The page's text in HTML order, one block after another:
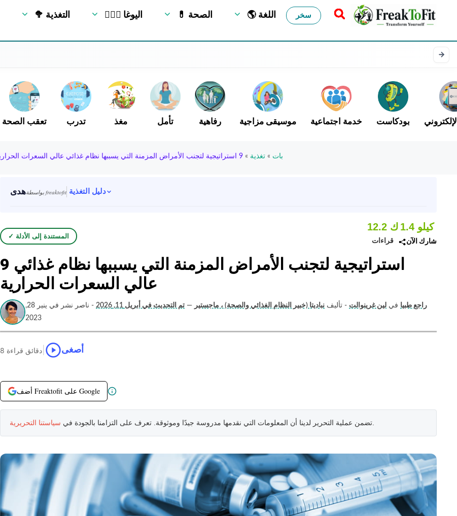
🥦 التغذية 🧘🏻‍♂️ اليوغا 💊 الصحة 🌎 اللغة سخر
تعقب الصحة تدرب مغذ تأمل رفاهية موسيقى مزاجية خدمة اجتماعية بودكاست
بات » تغذية » 9 استراتيجية لتجنب الأمراض المزمنة التي يسببها نظام غذائي عالي السعرات الحرارية
هدى بواسطة freaktofit دليل التغذية
✓ المستندة إلى الأدلة
12.2 ك
قراءات
1.4 كيلو
شارك الآن
9 استراتيجية لتجنب الأمراض المزمنة التي يسببها نظام غذائي
عالي السعرات الحرارية
راجع طبيا في لين غرينوالت - تأليف نباديتا (خبير النظام الغذائي والصحة) ، ماجستير — تم التحديث في أبريل 11, 2026
- ناصر نشر في ينير 28,
2023
8 دقائق قراءة أصغى
أضف Freaktofit على Google
تضمن عملية التحرير لدينا أن المعلومات التي نقدمها مدروسة جيدًا وموثوقة. تعرف على التزامنا بالجودة في سياستنا التحريرية